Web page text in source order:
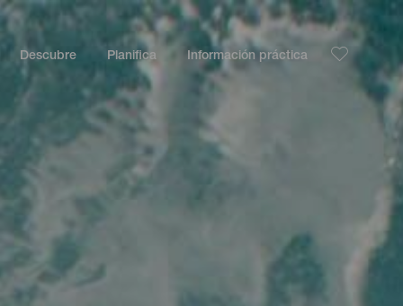
Descubre Planifica Información práctica